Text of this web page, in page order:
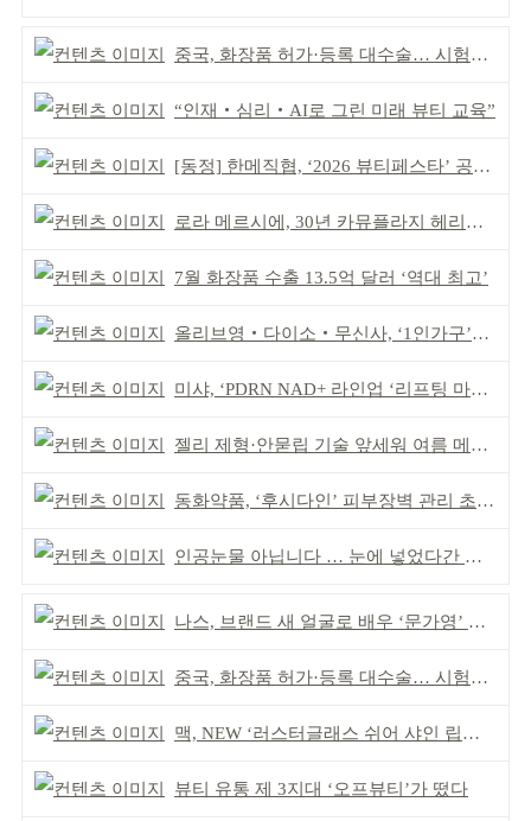
중국, 화장품 허가·등록 대수술… 시험자료 공용 허용
“인재‧심리‧AI로 그린 미래 뷰티 교육”
[동정] 한메직협, ‘2026 뷰티페스타’ 공동 주최
로라 메르시에, 30년 카뮤플라지 헤리티지 담아
7월 화장품 수출 13.5억 달러 ‘역대 최고’
올리브영‧다이소‧무신사, ‘1인가구’가 이끈다
미샤, ‘PDRN NAD+ 라인업 ‘리프팅 마스크’ 출시
젤리 제형·안묻립 기술 앞세워 여름 메이크업 시장 공략
동화약품, ‘후시다인’ 피부장벽 관리 초점 ‘리브랜딩’
인공눈물 아닙니다 … 눈에 넣었다간 각막 손상
나스, 브랜드 새 얼굴로 배우 ‘문가영’ 발탁
중국, 화장품 허가·등록 대수술… 시험자료 공용 허용
맥, NEW ‘러스터글래스 쉬어 샤인 립스틱’ 출시
뷰티 유통 제 3지대 ‘오프뷰티’가 떴다